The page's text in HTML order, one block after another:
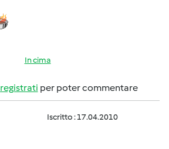
In cima
registrati per poter commentare
Iscritto : 17.04.2010